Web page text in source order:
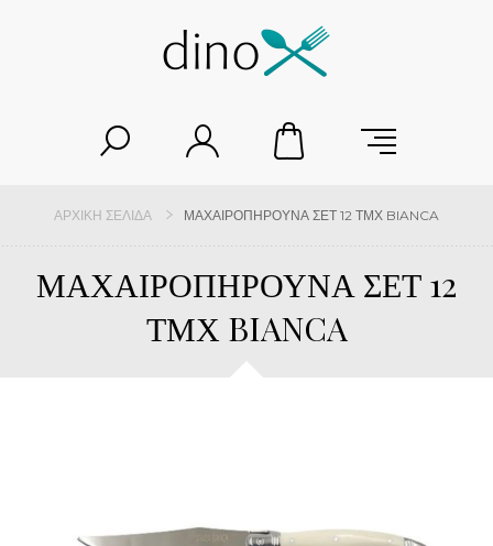
ΑΡΧΙΚΉ ΣΕΛΊΔΑ ΜΑΧΑΙΡΟΠΗΡΟΥΝΑ ΣΕΤ 12 ΤΜΧ BIANCA
ΜΑΧΑΙΡΟΠΗΡΟΥΝΑ ΣΕΤ 12
ΤΜΧ BIANCA